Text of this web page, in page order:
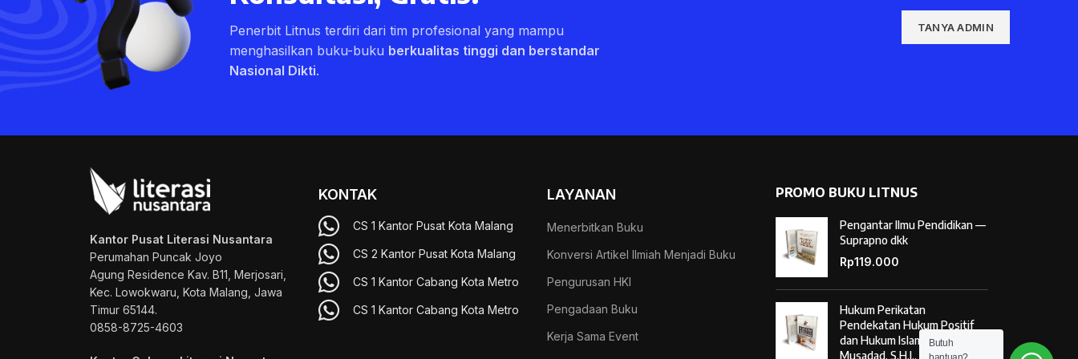
Penerbit Litnus terdiri dari tim profesional yang mampu
menghasilkan buku-buku berkualitas tinggi dan berstandar
Nasional Dikti.
TANYA ADMIN
Kantor Pusat Literasi Nusantara
Perumahan Puncak Joyo
Agung Residence Kav. B11, Merjosari,
Kec. Lowokwaru, Kota Malang, Jawa
Timur 65144.
0858-8725-4603
KONTAK
CS 1 Kantor Pusat Kota Malang
CS 2 Kantor Pusat Kota Malang
CS 1 Kantor Cabang Kota Metro
CS 1 Kantor Cabang Kota Metro
LAYANAN
Menerbitkan Buku
Konversi Artikel Ilmiah Menjadi Buku
Pengurusan HKI
Pengadaan Buku
Kerja Sama Event
PROMO BUKU LITNUS
Pengantar Ilmu Pendidikan —
Suprapno dkk
Rp119.000
Hukum Perikatan
Pendekatan Hukum Positif
dan Hukum Islam — Ahmad
Musadad, S.H.I., M.S.I.
Butuh